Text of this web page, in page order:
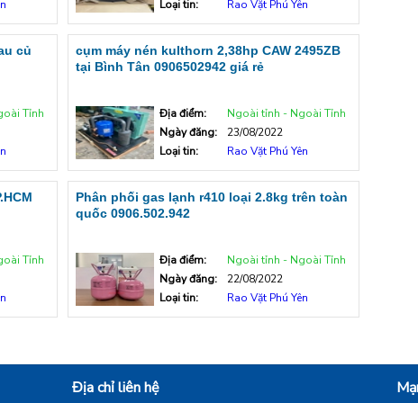
Loại tin:
Rao Vặt Phú Yên
củ
Tỉnh
cụm máy nén kulthorn 2,38hp CAW 2495ZB
tại Bình Tân 0906502942 giá rẻ
Địa điểm:
Ngoài tỉnh - Ngoài Tỉnh
Ngày đăng:
23/08/2022
Loại tin:
Rao Vặt Phú Yên
Tỉnh
Phân phối gas lạnh r410 loại 2.8kg trên toàn
quốc 0906.502.942
Địa điểm:
Ngoài tỉnh - Ngoài Tỉnh
Ngày đăng:
22/08/2022
Loại tin:
Rao Vặt Phú Yên
Địa chỉ liên hệ